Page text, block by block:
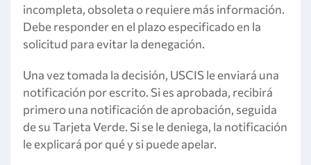
incompleta, obsoleta o requiere más información.
Debe responder en el plazo especificado en la
solicitud para evitar la denegación.
Una vez tomada la decisión, USCIS le enviará una
notificación por escrito. Si es aprobada, recibirá
primero una notificación de aprobación, seguida
de su Tarjeta Verde. Si se le deniega, la notificación
le explicará por qué y si puede apelar.